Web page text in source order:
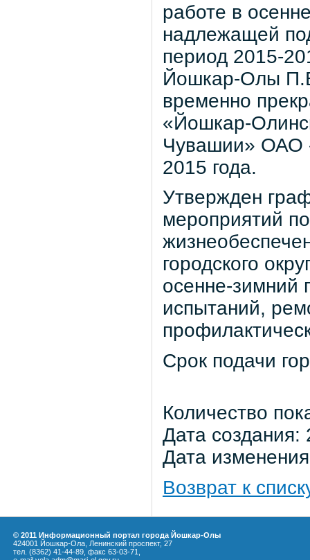
работе в
надлежащей
период 2015-
Йошкар-Олы
временно
«Йошкар-
Чувашии» ОАО
2015 года.
Утвержден
мероприятий
городского
осенне-зимний
испытаний,
Срок подачи
Количество
Дата
Дата
Возврат к
© 2011 Информационный портал города Йошкар-Олы
424001 Йошкар-Ола, Ленинский проспект, 27
тел. (8362) 41-44-89, факс 63-03-71,